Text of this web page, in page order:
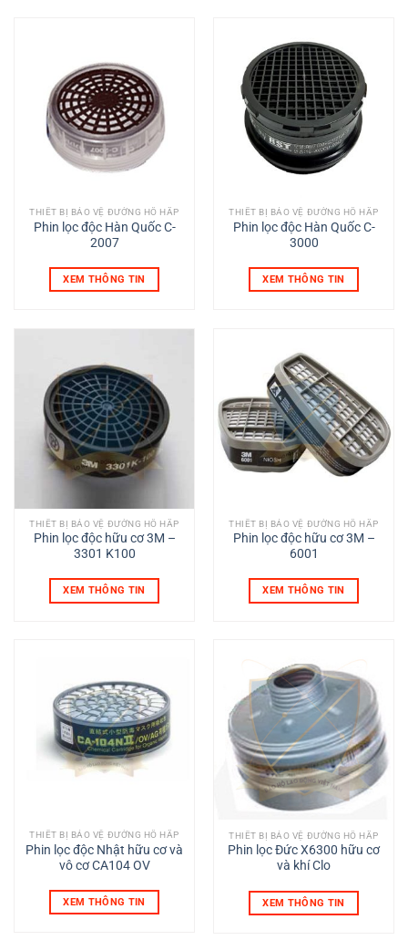
THIẾT BỊ BẢO VỆ ĐƯỜNG HÔ HẤP
Phin lọc độc Hàn Quốc C-
2007
XEM THÔNG TIN
THIẾT BỊ BẢO VỆ ĐƯỜNG HÔ HẤP
Phin lọc độc Hàn Quốc C-
3000
XEM THÔNG TIN
THIẾT BỊ BẢO VỆ ĐƯỜNG HÔ HẤP
Phin lọc độc hữu cơ 3M –
3301 K100
XEM THÔNG TIN
THIẾT BỊ BẢO VỆ ĐƯỜNG HÔ HẤP
Phin lọc độc hữu cơ 3M –
6001
XEM THÔNG TIN
THIẾT BỊ BẢO VỆ ĐƯỜNG HÔ HẤP
Phin lọc độc Nhật hữu cơ và
vô cơ CA104 OV
XEM THÔNG TIN
THIẾT BỊ BẢO VỆ ĐƯỜNG HÔ HẤP
Phin lọc Đức X6300 hữu cơ
và khí Clo
XEM THÔNG TIN